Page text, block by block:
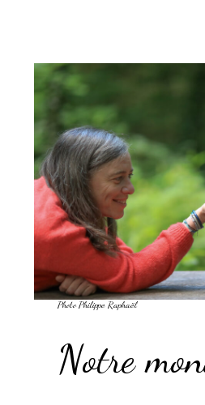
Photo Philippe Raphaël
Notre